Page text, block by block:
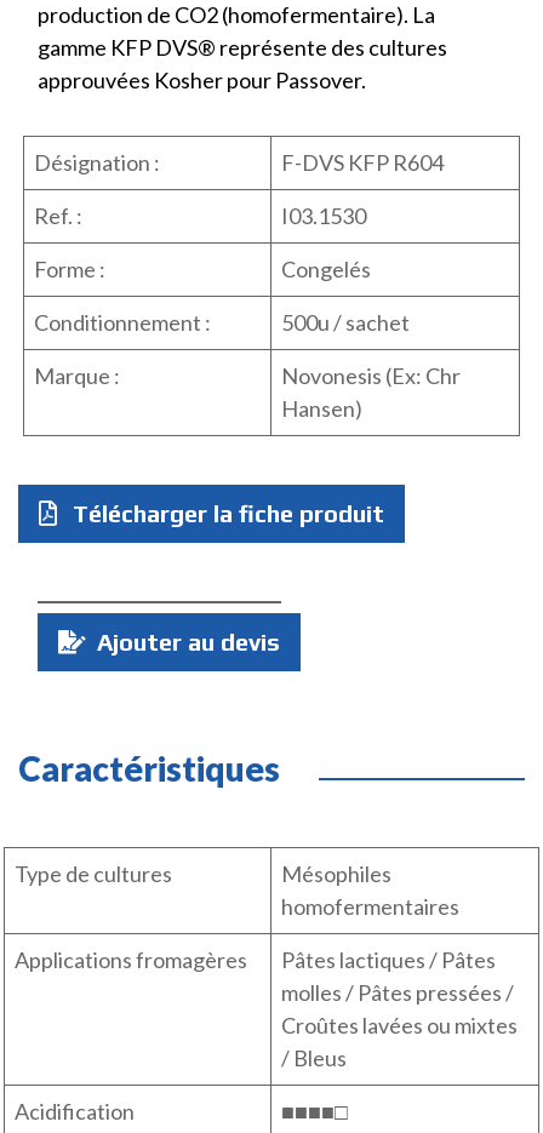
production de CO2 (homofermentaire). La
gamme KFP DVS® représente des cultures
approuvées Kosher pour Passover.
Désignation :
F-DVS KFP R604
Ref. :
I03.1530
Forme :
Congelés
Conditionnement :
500u / sachet
Marque :
Novonesis (Ex: Chr
Hansen)
Télécharger la fiche produit
Quantité
Ajouter au devis
Caractéristiques
Type de cultures
Mésophiles
homofermentaires
Applications fromagères
Pâtes lactiques / Pâtes
molles / Pâtes pressées /
Croûtes lavées ou mixtes
/ Bleus
Acidification
■■■■□